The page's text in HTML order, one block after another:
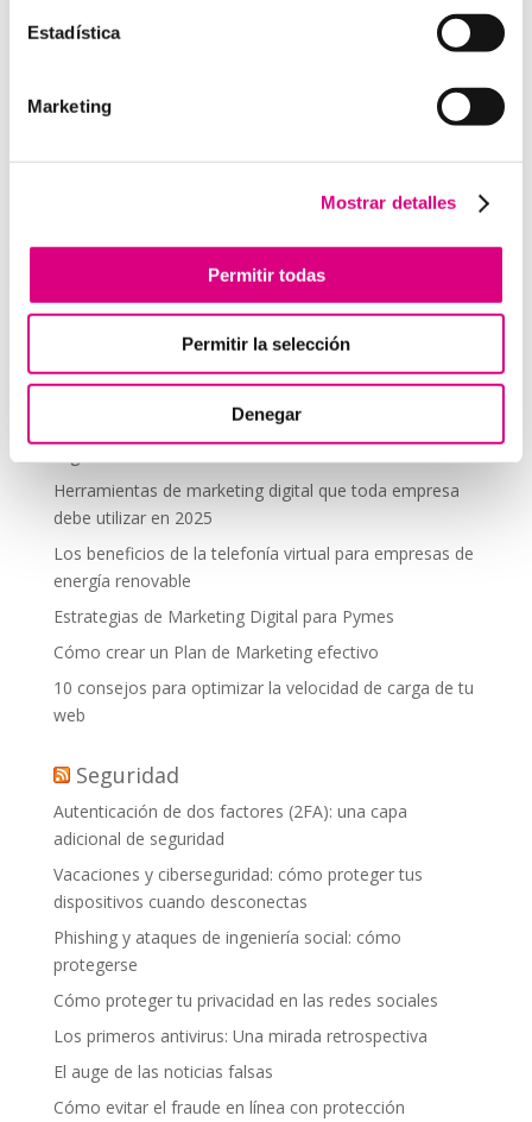
Estadística
Marketing
Mostrar detalles
Permitir todas
Permitir la selección
Denegar
comentario.
Tendencias actuales en marketing y publicidad que
llamadas
Aplicaciones de Inteligencia Artificial para el Marketing
Herramientas de marketing digital que toda empresa
debe utilizar en 2025
Los beneficios de la telefonía virtual para empresas de
energía renovable
Estrategias de Marketing Digital para Pymes
Cómo crear un Plan de Marketing efectivo
10 consejos para optimizar la velocidad de carga de tu
web
Seguridad
Autenticación de dos factores (2FA): una capa
adicional de seguridad
Vacaciones y ciberseguridad: cómo proteger tus
dispositivos cuando desconectas
Phishing y ataques de ingeniería social: cómo
protegerse
Cómo proteger tu privacidad en las redes sociales
Los primeros antivirus: Una mirada retrospectiva
El auge de las noticias falsas
Cómo evitar el fraude en línea con protección